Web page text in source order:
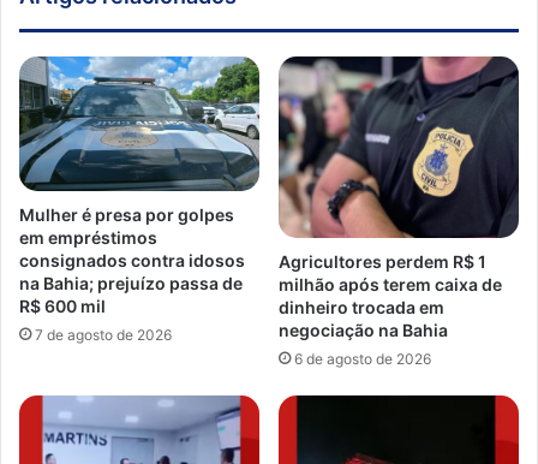
Mulher é presa por golpes
em empréstimos
consignados contra idosos
na Bahia; prejuízo passa de
R$ 600 mil
7 de agosto de 2026
Agricultores perdem R$ 1
milhão após terem caixa de
dinheiro trocada em
negociação na Bahia
6 de agosto de 2026